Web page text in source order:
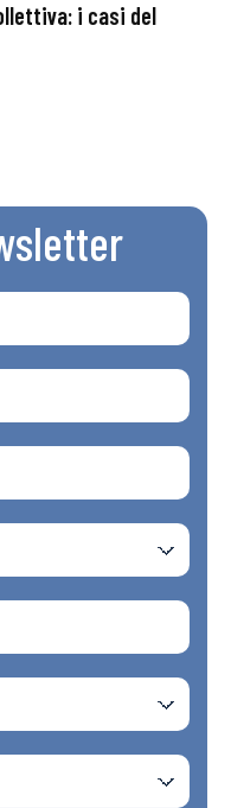
i casi del